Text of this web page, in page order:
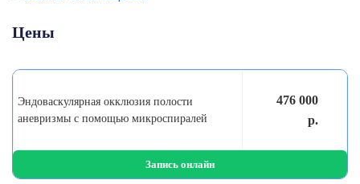
Цены
Эндоваскулярная окклюзия полости
аневризмы с помощью микроспиралей
476 000
р.
Запись онлайн